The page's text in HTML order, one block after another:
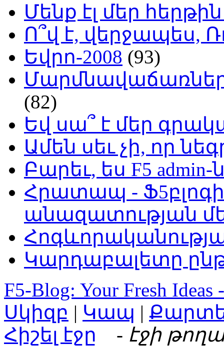
Մենք էլ մեր
Ո՞վ է, վերջապես,
Եվրո-2008 (93)
Մարմնավաճառներ
(82)
Եվ սա՞ է մեր
Ամեն սեւ չի, որ
Բարեւ, ես F5 admin-
Հրատապ -
անազատության
Կարդաբալետը
F5-Blog: Your Fresh Ideas
Սկիզբ | Կապ |
Հիշել էջը
- էջի